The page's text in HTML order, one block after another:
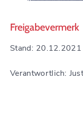
Freigabevermerk
Stand: 20.12.2021
Verantwortlich: